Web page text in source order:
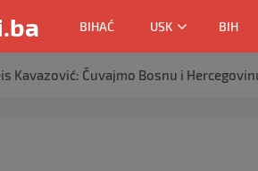
BIHAĆ USK BIH
Kavazović: Čuvajmo Bosnu i